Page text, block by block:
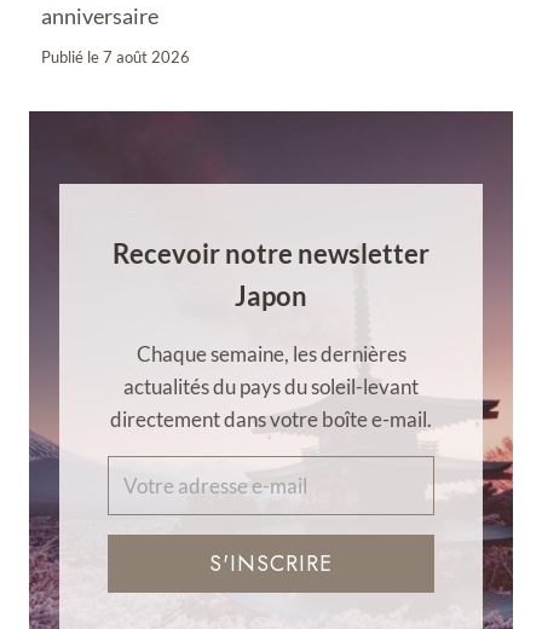
anniversaire
Publié le7 août 2026
Recevoir notre newsletter
Japon
Chaque semaine, les dernières
actualités du pays du soleil-levant
directement dans votre boîte e-mail.
S'INSCRIRE